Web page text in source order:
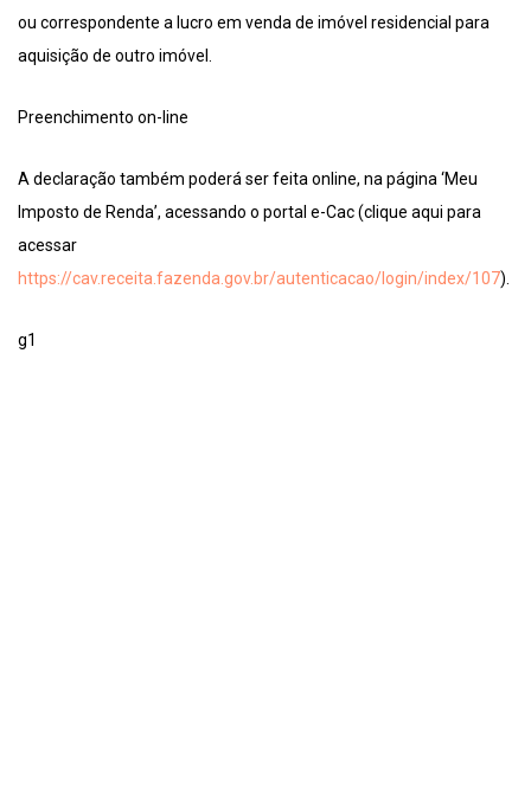
ou correspondente a lucro em venda de imóvel residencial para
aquisição de outro imóvel.
Preenchimento on-line
A declaração também poderá ser feita online, na página ‘Meu
Imposto de Renda’, acessando o portal e-Cac (clique aqui para
acessar
https://cav.receita.fazenda.gov.br/autenticacao/login/index/107).
g1